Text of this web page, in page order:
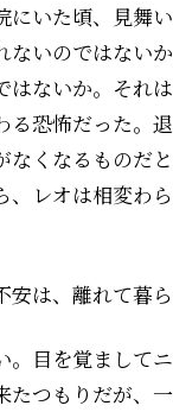
いた頃、見舞
ないのではない
はないか。それ
る恐怖だった。
なくなるものだ
、レオは相変わ
は、離れて暮
目を覚まして
たつもりだが、